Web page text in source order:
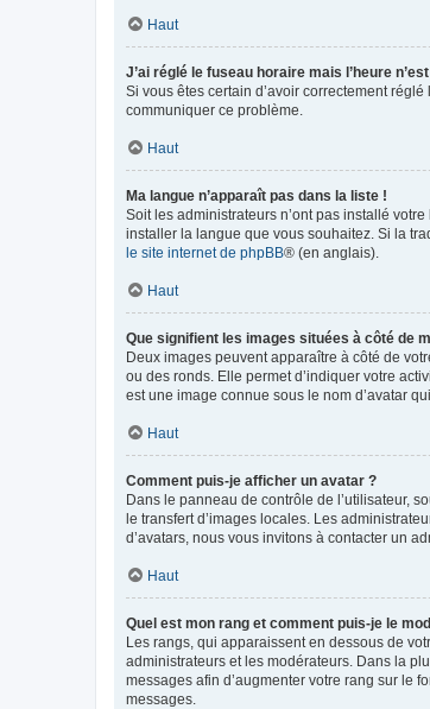
Haut
J’ai réglé le fuseau horaire mais l’heure
Si vous êtes certain d’avoir correctement
communiquer ce problème.
Haut
Ma langue n’apparaît pas dans la liste !
Soit les administrateurs n’ont pas installé
installer la langue que vous souhaitez. Si la
le site internet de phpBB® (en anglais).
Haut
Que signifient les images situées à côté de
Deux images peuvent apparaître à côté de
ou des ronds. Elle permet d’indiquer votre
est une image connue sous le nom d’avatar
Haut
Comment puis-je afficher un avatar ?
Dans le panneau de contrôle de l’utilisateur,
le transfert d’images locales. Les
d’avatars, nous vous invitons à contacter un
Haut
Quel est mon rang et comment puis-je le
Les rangs, qui apparaissent en dessous de
administrateurs et les modérateurs. Dans la
messages afin d’augmenter votre rang sur le
messages.